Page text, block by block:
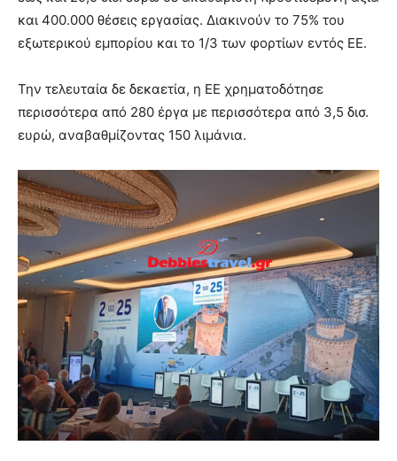
και 400.000 θέσεις εργασίας. Διακινούν το 75% του
εξωτερικού εμπορίου και το 1/3 των φορτίων εντός ΕΕ.
Την τελευταία δε δεκαετία, η ΕΕ χρηματοδότησε
περισσότερα από 280 έργα με περισσότερα από 3,5 δισ.
ευρώ, αναβαθμίζοντας 150 λιμάνια.